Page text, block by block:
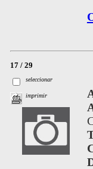
17 / 29
seleccionar
imprimir